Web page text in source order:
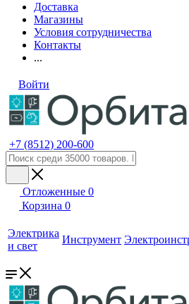
Доставка
Магазины
Условия сотрудничества
Контакты
...
Войти
+7 (8512) 200-600
Отложенные 0
Корзина 0
Электрика
и свет
Инструмент